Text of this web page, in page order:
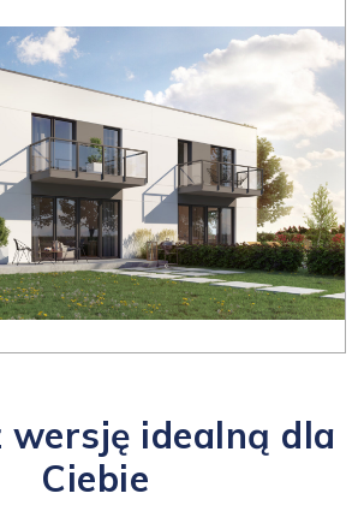
wersję idealną dla
Ciebie